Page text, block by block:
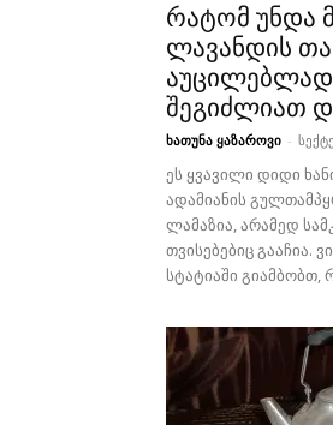
რატომ უნდა
ლავანდის
შეგიძლიათ
ხათუნა ყაზაროვი -
ეს ყვავილი დიდი
ადამიანის
ლამაზია, არამედ
თვისებებიც გააჩია.
სტატიაში გიამბობთ,